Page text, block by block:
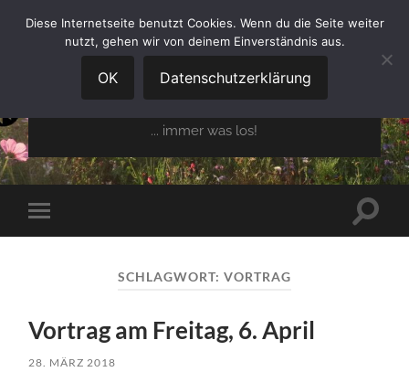
GARTENBAUVEREIN
OBERGLAIM E.V.
... immer was los!
Mobile-
Menü
SCHLAGWORT: VORTRAG
Vortrag am Freitag, 6. April
28. MÄRZ 2018
Diese Internetseite benutzt Cookies. Wenn du die Seite weiter
nutzt, gehen wir von deinem Einverständnis aus.
OK Datenschutzerklärung